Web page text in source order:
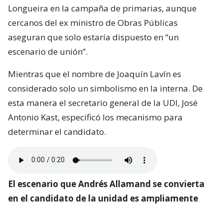
Longueira en la campaña de primarias, aunque
cercanos del ex ministro de Obras Públicas
aseguran que solo estaría dispuesto en “un
escenario de unión”.
Mientras que el nombre de Joaquín Lavín es
considerado solo un simbolismo en la interna. De
esta manera el secretario general de la UDI, José
Antonio Kast, especificó los mecanismo para
determinar el candidato.
El escenario que Andrés Allamand se convierta
en el candidato de la unidad es ampliamente